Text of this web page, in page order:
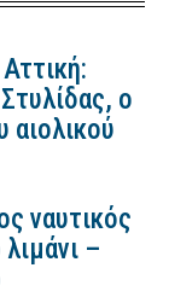
ο
αιολικού
ναυτικός
–